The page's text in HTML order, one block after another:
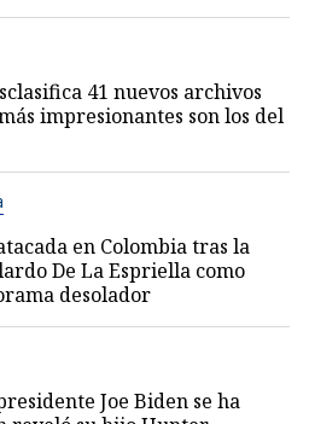
41 nuevos archivos
impresionantes son los del
en Colombia tras la
De La Espriella como
desolador
Joe Biden se ha